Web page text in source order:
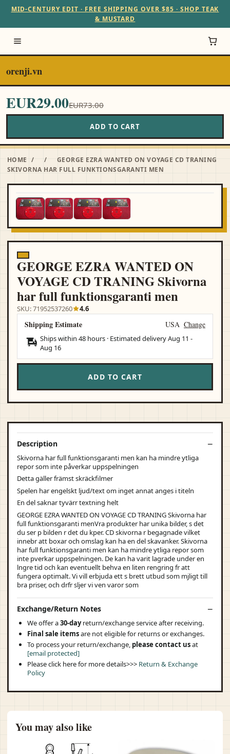
MID-CENTURY EDIT · FREE SHIPPING OVER $85 · SHOP TEAK
& MUSTARD
orenji.vn
EUR29.00EUR73.00
ADD TO CART
HOME / /
GEORGE EZRA WANTED ON VOYAGE CD TRANING
SKIVORNA HAR FULL FUNKTIONSGARANTI MEN
GEORGE EZRA WANTED ON
VOYAGE CD TRANING Skivorna
har full funktionsgaranti men
SKU: 71952537260 4.6
Shipping Estimate USA Change
Ships within 48 hours · Estimated deliveryAug 11 -
Aug 16
ADD TO CART
Description
Skivorna har full funktionsgaranti men kan ha mindre ytliga
repor som inte påverkar uppspelningen
Detta gäller främst skräckfilmer
Spelen har engelskt ljud/text om inget annat anges i titeln
En del saknar tyvärr textning helt
GEORGE EZRA WANTED ON VOYAGE CD TRANING Skivorna har
full funktionsgaranti menVra produkter har unika bilder, s det
du ser p bilden r det du kper. CD skivorna r begagnade vilket
innebr att boxar och omslag kan ha en del skavanker. Skivorna
har full funktionsgaranti men kan ha mindre ytliga repor som
inte pverkar uppspelningen. De kan ha varit lagrade under en
lngre tid och kan eventuellt behva en liten rengring fr att
fungera optimalt. Vi vill erbjuda ett s brett utbud som mjligt till
bra priser, och drfr sljer vi ven varor som
Exchange/Return Notes
We offer a30-dayreturn/exchange service after receiving.
Final sale itemsare not eligible for returns or exchanges.
To process your return/exchange, please contact usat
[email protected]
Please click here for more details>>> Return & Exchange
Policy
You may also like